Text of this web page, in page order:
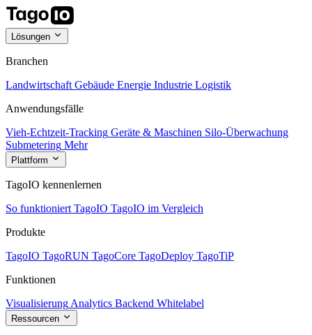
Lösungen
Branchen
Landwirtschaft Gebäude Energie Industrie Logistik
Anwendungsfälle
Vieh-Echtzeit-Tracking Geräte & Maschinen Silo-Überwachung
Submetering Mehr
Plattform
TagoIO kennenlernen
So funktioniert TagoIO TagoIO im Vergleich
Produkte
TagoIO TagoRUN TagoCore TagoDeploy TagoTiP
Funktionen
Visualisierung Analytics Backend Whitelabel
Ressourcen